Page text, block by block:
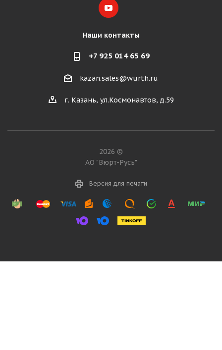
Наши контакты
+7 925 014 65 69
kazan.sales@wurth.ru
г. Казань, ул.Космонавтов, д.59
2026 ©
АО "Вюрт-Русь"
Версия для печати